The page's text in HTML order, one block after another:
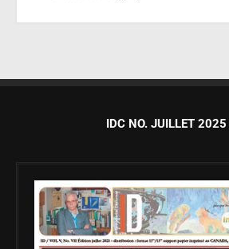
IDC NO. JUILLET